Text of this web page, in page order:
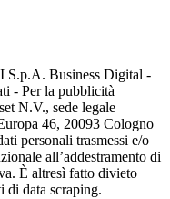
S.p.A. Business Digital -
- Per la pubblicità
N.V., sede legale
46, 20093 Cologno
personali trasmessi e/o
all’addestramento di
È altresì fatto divieto
di data scraping.